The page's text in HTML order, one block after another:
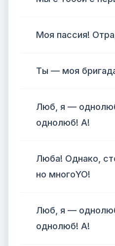
Моя пассия!
Ты — моя
Люб, я —
однолюб! А!
Люба! Однако,
но многоYO!
Люб, я —
однолюб! А!